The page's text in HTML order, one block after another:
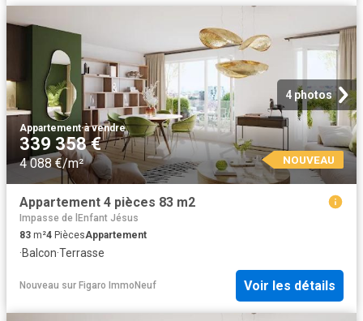
4 photos
Appartement·à vendre
339 358 €
4 088 €/m² NOUVEAU
Appartement 4 pièces 83 m2
Impasse de lEnfant Jésus
83 m²4 PiècesAppartement
·Balcon·Terrasse
Nouveau sur Figaro ImmoNeuf Voir les détails